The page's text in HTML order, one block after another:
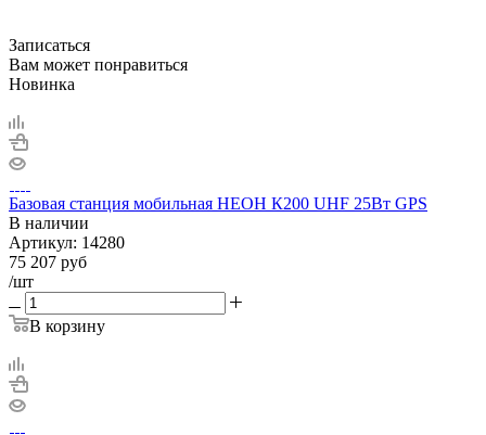
Записаться
Вам может понравиться
Новинка
Базовая станция мобильная НЕОН К200 UHF 25Вт GPS
В наличии
Артикул: 14280
75 207 руб
/шт
В корзину